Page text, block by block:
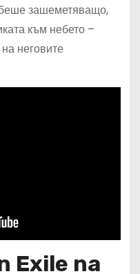
зашеметяващо,
към небето –
неговите
Exile na